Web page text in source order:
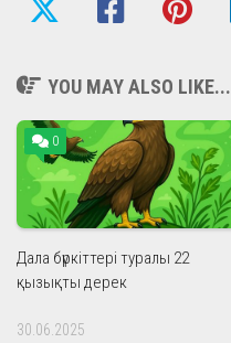
YOU MAY ALSO LIKE...
0
Дала бүркіттері туралы 22
қызықты дерек
30.06.2025